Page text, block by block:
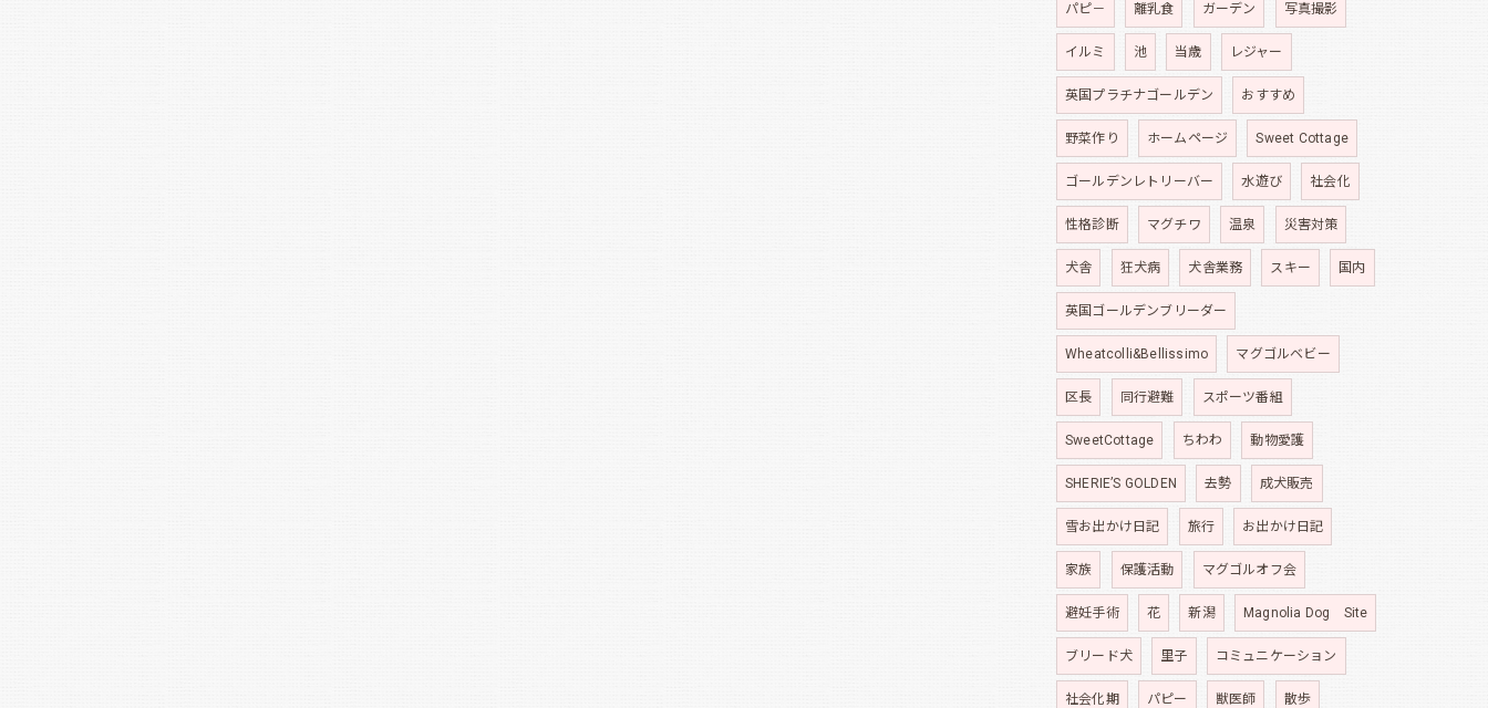
パピ－ 離乳食 ガーデン 写真撮影
イルミ 池 当歳 レジャー
英国プラチナゴールデン おすすめ
野菜作り ホームページ Sweet Cottage
ゴールデンレトリーバー 水遊び 社会化
性格診断 マグチワ 温泉 災害対策
犬舎 狂犬病 犬舎業務 スキー 国内
英国ゴールデンブリーダー
Wheatcolli&Bellissimo マグゴルベビー
区長 同行避難 スポーツ番組
SweetCottage ちわわ 動物愛護
SHERIE’S GOLDEN 去勢 成犬販売
雪お出かけ日記 旅行 お出かけ日記
家族 保護活動 マグゴルオフ会
避妊手術 花 新潟 Magnolia Dog Site
ブリード犬 里子 コミュニケーション
社会化期 パピー 獣医師 散歩